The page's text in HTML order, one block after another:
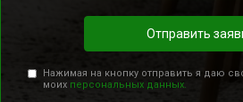
Отправить
Нажимая на кнопку отправить я даю
моих персональных данных.